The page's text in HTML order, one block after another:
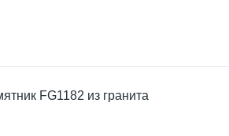
FG1182 из гранита